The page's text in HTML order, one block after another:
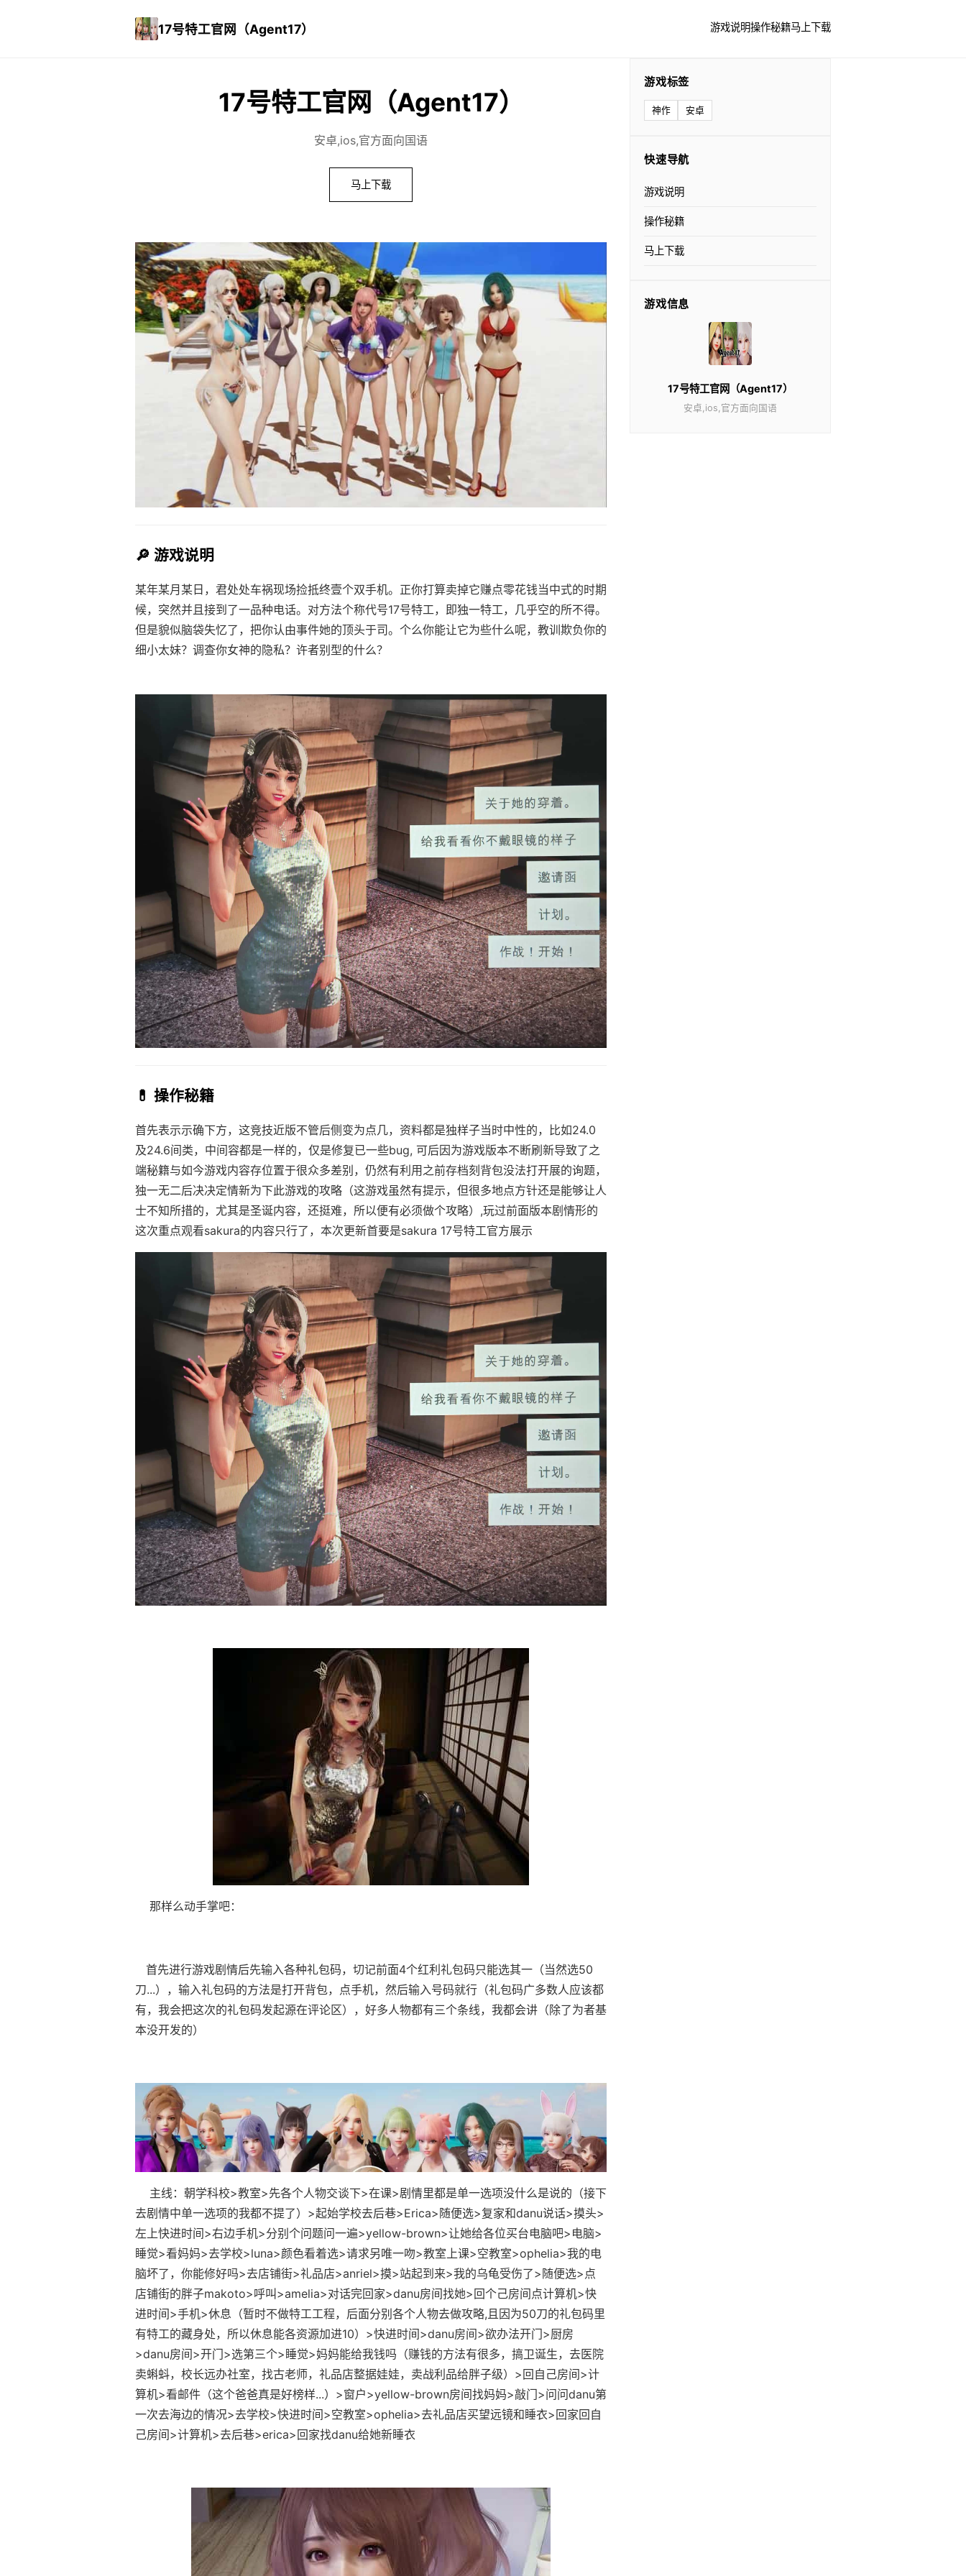
17号特工官网（Agent17） 游戏说明操作秘籍马上下载
17号特工官网（Agent17）
安卓,ios,官方面向国语
马上下载
🔎 游戏说明
某年某月某日，君处处车祸现场捡抵终壹个双手机。正你打算卖掉它赚点零花钱当中式的时期
候，突然并且接到了一品种电话。对方法个称代号17号特工，即独一特工，几乎空的所不得。
但是貌似脑袋失忆了，把你认由事件她的顶头于司。个么你能让它为些什么呢，教训欺负你的
细小太妹？调查你女神的隐私？许者别型的什么？
💊 操作秘籍
首先表示示确下方，这竞技近版不管后侧变为点几，资料都是独样子当时中性的，比如24.0
及24.6间类，中间容都是一样的，仅是修复已一些bug, 可后因为游戏版本不断刷新导致了之
端秘籍与如今游戏内容存位置于很众多差别，仍然有利用之前存档刻背包没法打开展的询题，
独一无二后决决定情新为下此游戏的攻略（这游戏虽然有提示，但很多地点方针还是能够让人
士不知所措的，尤其是圣诞内容，还挺难，所以便有必须做个攻略）,玩过前面版本剧情形的
这次重点观看sakura的内容只行了，本次更新首要是sakura 17号特工官方展示
那样么动手掌吧：
首先进行游戏剧情后先输入各种礼包码，切记前面4个红利礼包码只能选其一（当然选50
刀...），输入礼包码的方法是打开背包，点手机，然后输入号码就行（礼包码广多数人应该都
有，我会把这次的礼包码发起源在评论区），好多人物都有三个条线，我都会讲（除了为者基
本没开发的）
主线：朝学科校>教室>先各个人物交谈下>在课>剧情里都是单一选项没什么是说的（接下
去剧情中单一选项的我都不提了）>起始学校去后巷>Erica>随便选>复家和danu说话>摸头>
左上快进时间>右边手机>分别个问题问一遍>yellow-brown>让她给各位买台电脑吧>电脑>
睡觉>看妈妈>去学校>luna>颜色看着选>请求另唯一吻>教室上课>空教室>ophelia>我的电
脑坏了，你能修好吗>去店铺街>礼品店>anriel>摸>站起到来>我的乌龟受伤了>随便选>点
店铺街的胖子makoto>呼叫>amelia>对话完回家>danu房间找她>回个己房间点计算机>快
进时间>手机>休息（暂时不做特工工程，后面分别各个人物去做攻略,且因为50刀的礼包码里
有特工的藏身处，所以休息能各资源加进10）>快进时间>danu房间>欲办法开门>厨房
>danu房间>开门>选第三个>睡觉>妈妈能给我钱吗（赚钱的方法有很多，搞卫诞生，去医院
卖蝌蚪，校长远办社室，找古老师，礼品店整据娃娃，卖战利品给胖子级）>回自己房间>计
算机>看邮件（这个爸爸真是好榜样...）>窗户>yellow-brown房间找妈妈>敲门>问问danu第
一次去海边的情况>去学校>快进时间>空教室>ophelia>去礼品店买望远镜和睡衣>回家回自
己房间>计算机>去后巷>erica>回家找danu给她新睡衣
游戏标签
神作 安卓
快速导航
游戏说明
操作秘籍
马上下载
游戏信息
17号特工官网（Agent17）
安卓,ios,官方面向国语